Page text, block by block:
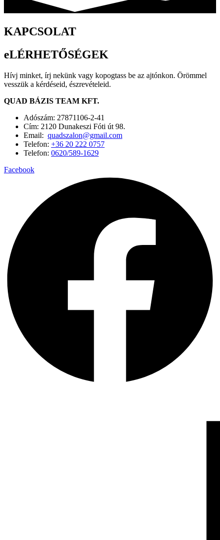
KAPCSOLAT
eLÉRHETŐSÉGEK
Hívj minket, írj nekünk vagy kopogtass be az ajtónkon. Örömmel
vesszük a kérdéseid, észrevételeid.
QUAD BÁZIS TEAM KFT.
Adószám: 27871106-2-41
Cím: 2120 Dunakeszi Fóti út 98.
Email: quadszalon@gmail.com
Telefon: +36 20 222 0757
Telefon: 0620/589-1629
Facebook